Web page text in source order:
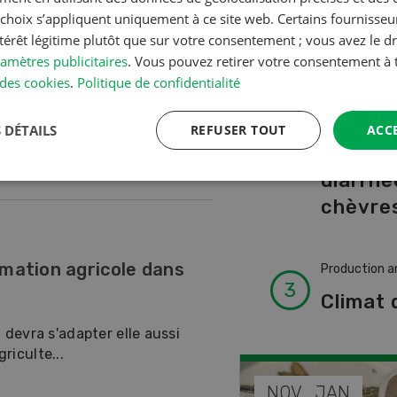
de l'agriculture
et les acheteurs
é...
agricole dans
s'adapter elle aussi
A à Z
Production
faire
Production
Climat
SEP
s’appliquent uniquement à ce site web. Certains
légitime plutôt que sur votre consentement ; vous avez le
publicitaires. Vous pouvez retirer votre consentement
cookies. Politique de confidentialité
REFUSER TOUT
DÉTAILS